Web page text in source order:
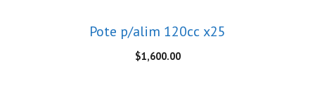
Pote p/alim 120cc x25
$1,600.00